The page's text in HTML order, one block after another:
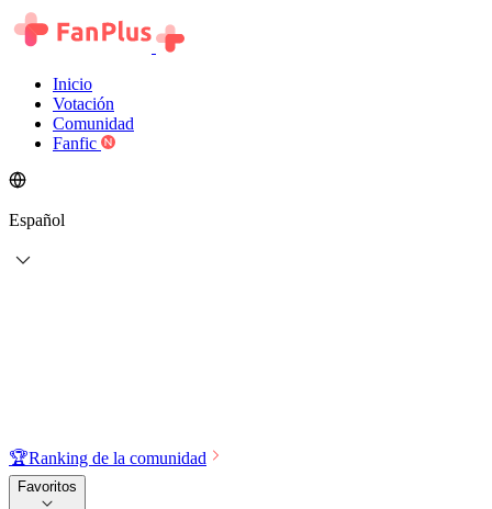
Inicio
Votación
Comunidad
Fanfic
Español
🏆Ranking de la comunidad
Favoritos